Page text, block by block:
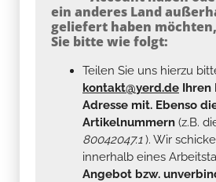
ein anderes Land
geliefert haben
Sie bitte wie folgt:
Teilen Sie uns hierzu
kontakt@yerd.de Ihren
Adresse mit. Ebenso
Artikelnummern (z.B.
80042047.1). Wir
innerhalb eines
Angebot bzw.